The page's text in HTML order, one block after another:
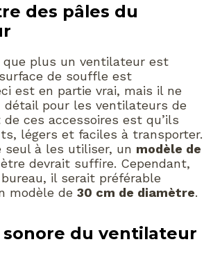
des pâles du
que plus un ventilateur est
de souffle est
est en partie vrai, mais il ne
détail pour les ventilateurs de
de ces accessoires est qu’ils
légers et faciles à transporter.
seul à les utiliser, un modèle de
devrait suffire. Cependant,
il serait préférable
modèle de 30 cm de diamètre.
sonore du ventilateur